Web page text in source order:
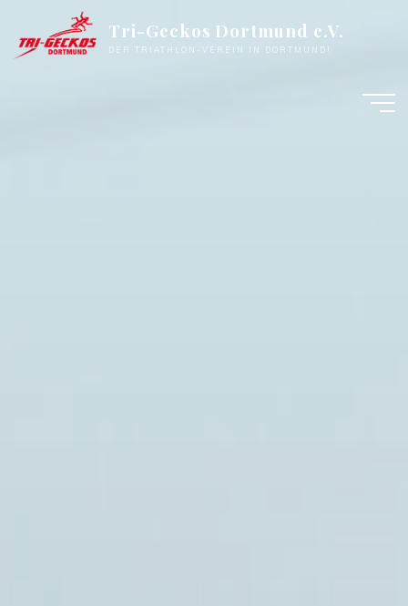
springen
Tri-Geckos Dortmund e.V.
DER TRIATHLON-VEREIN IN DORTMUND!